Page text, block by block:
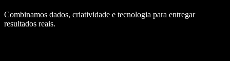
Combinamos dados, criatividade e tecnologia para entregar
resultados reais.